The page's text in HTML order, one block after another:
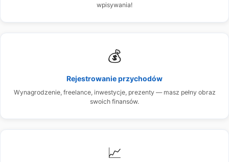
wpisywania!
💰
Rejestrowanie przychodów
Wynagrodzenie, freelance, inwestycje, prezenty — masz pełny obraz
swoich finansów.
📈